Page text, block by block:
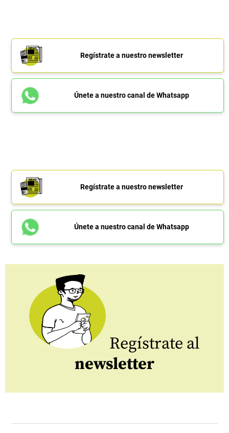
Regístrate a nuestro newsletter
Únete a nuestro canal de Whatsapp
Regístrate a nuestro newsletter
Únete a nuestro canal de Whatsapp
Regístrate al
newsletter